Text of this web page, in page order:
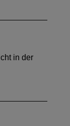
in der